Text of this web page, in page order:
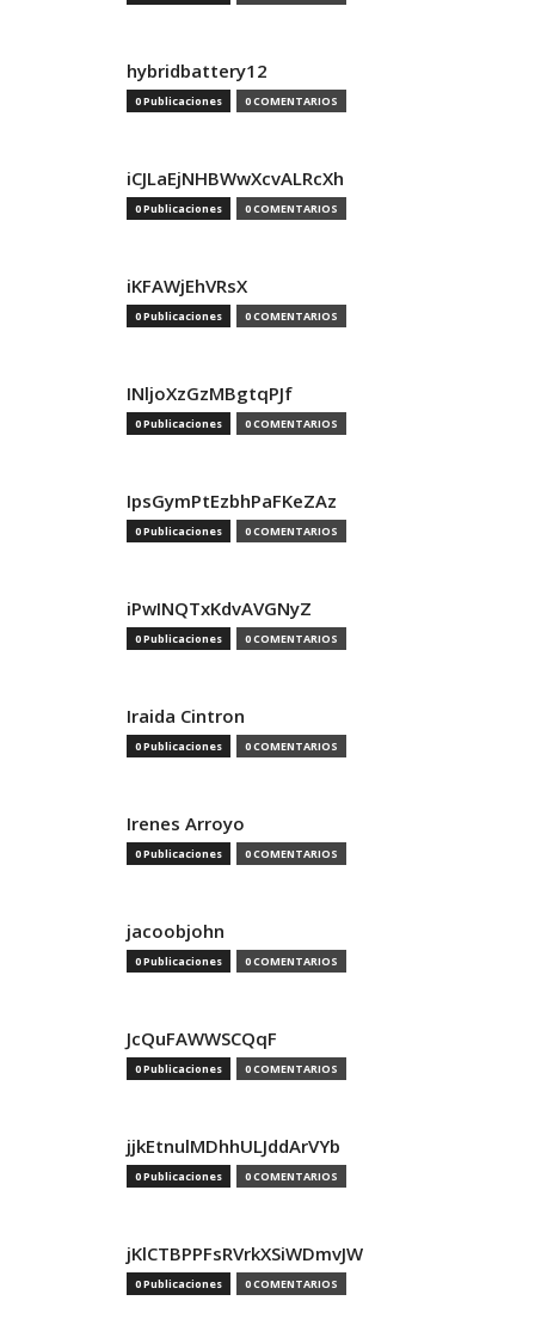
hybridbattery12
0 Publicaciones 0 COMENTARIOS
iCJLaEjNHBWwXcvALRcXh
0 Publicaciones 0 COMENTARIOS
iKFAWjEhVRsX
0 Publicaciones 0 COMENTARIOS
INljoXzGzMBgtqPJf
0 Publicaciones 0 COMENTARIOS
IpsGymPtEzbhPaFKeZAz
0 Publicaciones 0 COMENTARIOS
iPwINQTxKdvAVGNyZ
0 Publicaciones 0 COMENTARIOS
Iraida Cintron
0 Publicaciones 0 COMENTARIOS
Irenes Arroyo
0 Publicaciones 0 COMENTARIOS
jacoobjohn
0 Publicaciones 0 COMENTARIOS
JcQuFAWWSCQqF
0 Publicaciones 0 COMENTARIOS
jjkEtnulMDhhULJddArVYb
0 Publicaciones 0 COMENTARIOS
jKlCTBPPFsRVrkXSiWDmvJW
0 Publicaciones 0 COMENTARIOS